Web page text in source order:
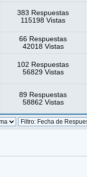
383 Respuestas
115198 Vistas
66 Respuestas
42018 Vistas
102 Respuestas
56829 Vistas
89 Respuestas
58862 Vistas